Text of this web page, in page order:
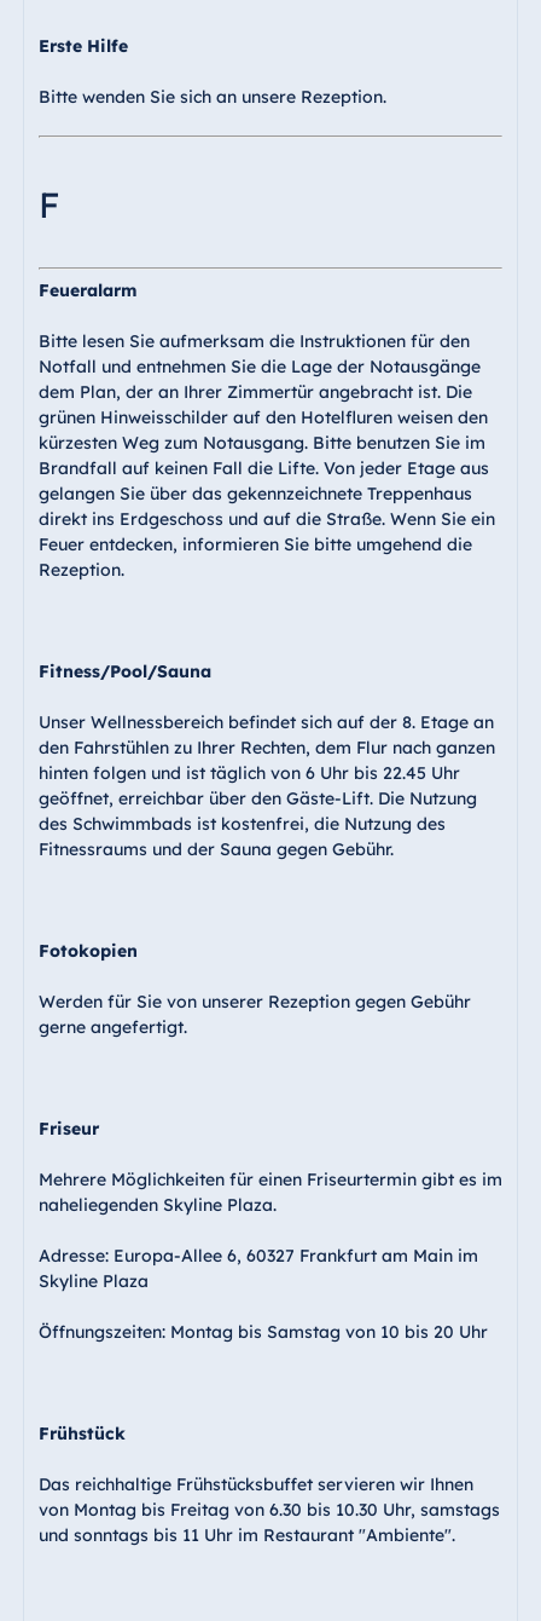
Erste Hilfe
Bitte wenden Sie sich an unsere Rezeption.
F
Feueralarm
Bitte lesen Sie aufmerksam die Instruktionen für den
Notfall und entnehmen Sie die Lage der Notausgänge
dem Plan, der an Ihrer Zimmertür angebracht ist. Die
grünen Hinweisschilder auf den Hotelfluren weisen den
kürzesten Weg zum Notausgang. Bitte benutzen Sie im
Brandfall auf keinen Fall die Lifte. Von jeder Etage aus
gelangen Sie über das gekennzeichnete Treppenhaus
direkt ins Erdgeschoss und auf die Straße. Wenn Sie ein
Feuer entdecken, informieren Sie bitte umgehend die
Rezeption.
Fitness/Pool/Sauna
Unser Wellnessbereich befindet sich auf der 8. Etage an
den Fahrstühlen zu Ihrer Rechten, dem Flur nach ganzen
hinten folgen und ist täglich von 6 Uhr bis 22.45 Uhr
geöffnet, erreichbar über den Gäste-Lift. Die Nutzung
des Schwimmbads ist kostenfrei, die Nutzung des
Fitnessraums und der Sauna gegen Gebühr.
Fotokopien
Werden für Sie von unserer Rezeption gegen Gebühr
gerne angefertigt.
Friseur
Mehrere Möglichkeiten für einen Friseurtermin gibt es im
naheliegenden Skyline Plaza.
Adresse: Europa-Allee 6, 60327 Frankfurt am Main im
Skyline Plaza
Öffnungszeiten: Montag bis Samstag von 10 bis 20 Uhr
Frühstück
Das reichhaltige Frühstücksbuffet servieren wir Ihnen
von Montag bis Freitag von 6.30 bis 10.30 Uhr, samstags
und sonntags bis 11 Uhr im Restaurant "Ambiente".